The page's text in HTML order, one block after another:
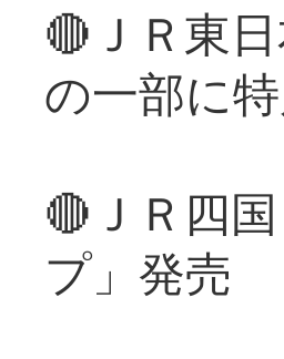
🔴ＪＲ東
の一部に
🔴ＪＲ四
プ」発売